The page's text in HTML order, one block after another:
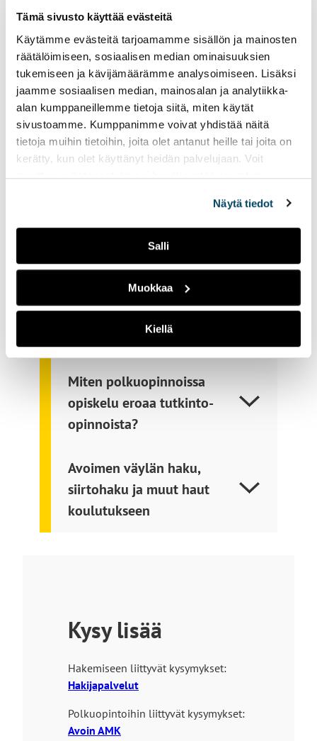
Tämä sivusto käyttää evästeitä
Käytämme evästeitä tarjoamamme sisällön ja mainosten
räätälöimiseen, sosiaalisen median ominaisuuksien
tukemiseen ja kävijämäärämme analysoimiseen. Lisäksi
jaamme sosiaalisen median, mainosalan ja analytiikka-
alan kumppaneillemme tietoja siitä, miten käytät
sivustoamme. Kumppanimme voivat yhdistää näitä
tietoja muihin tietoihin, joita olet antanut heille tai joita on
kerätty, kun olet käyttänyt heidän palvelujaan. Voit
muuttaa evästeasetuksiesi hyväksyntää sivuston
Näytä tiedot
Salli
Muokkaa
Kiellä
t
o
l
e
i
v
u
s
t
o
l
l
e
työkokemusta voi kerryttää polkuopintojen ajan.
Työkokemus tarkistetaan vasta, kun hakeudut
polkuopinnot suoritettuasi tutkinto-opiskelijaksi.
Katso tarkat valintaperusteet ja
hakukelpoisuusvaatimukset ennen hakemista
Opintopolusta.
Kuinka monta opiskelijaa
koulutukseen valitaan?
Mikä on ylempi
ammattikorkeakoulututkinto?
Miten polkuopinnoissa
opiskelu eroaa tutkinto-
opinnoista?
Avoimen väylän haku,
siirtohaku ja muut haut
koulutukseen
Kysy lisää
Hakemiseen liittyvät kysymykset:
Hakijapalvelut
Polkuopintoihin liittyvät kysymykset:
Avoin AMK